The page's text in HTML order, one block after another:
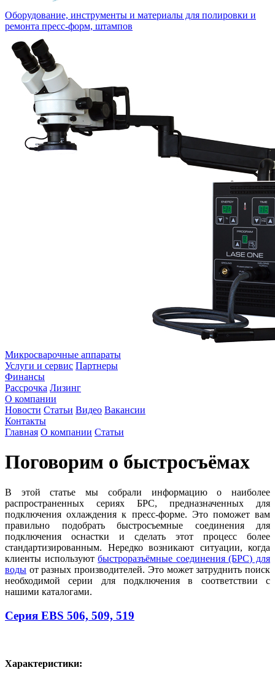
Оборудование, инструменты и материалы для полировки и
ремонта пресс-форм, штампов
Микросварочные аппараты
Услуги и сервис Партнеры
Финансы
Рассрочка Лизинг
О компании
Новости Статьи Видео Вакансии
Контакты
Главная О компании Статьи
Поговорим о быстросъёмах
В этой статье мы собрали информацию о наиболее
распространенных сериях БРС, предназначенных для
подключения охлаждения к пресс-форме. Это поможет вам
правильно подобрать быстросъемные соединения для
подключения оснастки и сделать этот процесс более
стандартизированным. Нередко возникают ситуации, когда
клиенты используютбыстроразъёмные соединения (БРС) для
воды от разных производителей. Это может затруднить поиск
необходимой серии для подключения в соответствии с
нашими каталогами.
Серия EBS 506, 509, 519
Характеристики: